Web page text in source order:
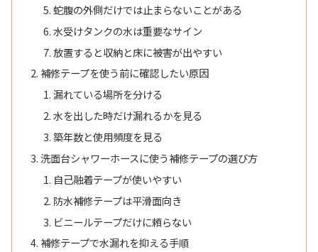
蛇腹の外側だけでは止まらないことがある
水受けタンクの水は重要なサイン
放置すると収納と床に被害が出やすい
補修テープを使う前に確認したい原因
漏れている場所を分ける
水を出した時だけ漏れるかを見る
築年数と使用頻度を見る
洗面台シャワーホースに使う補修テープの選び方
自己融着テープが使いやすい
防水補修テープは平滑面向き
ビニールテープだけに頼らない
補修テープで水漏れを抑える手順